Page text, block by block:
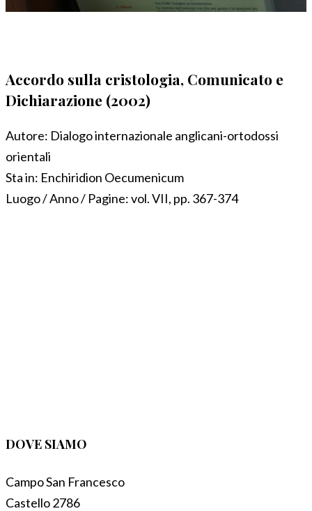
Accordo sulla cristologia, Comunicato e
Dichiarazione (2002)
Autore: Dialogo internazionale anglicani-ortodossi
orientali
Sta in: Enchiridion Oecumenicum
Luogo / Anno / Pagine:vol. VII, pp. 367-374
DOVE SIAMO
Campo San Francesco
Castello 2786